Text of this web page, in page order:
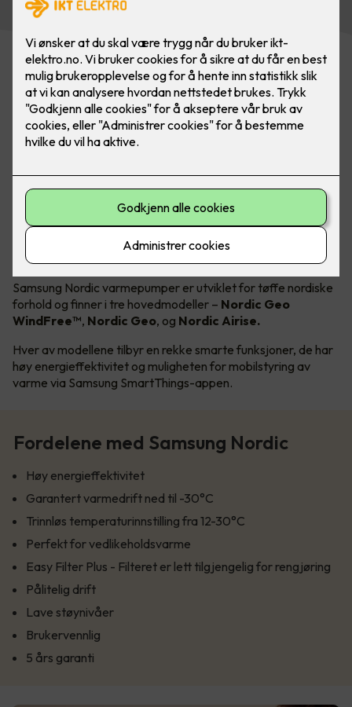
Kommer i 3 forskjellige modeller
Samsung Nordic varmepumper er utviklet for tøffe nordiske
forhold og finner i tre hovedmodeller – Nordic Geo
WindFree™, Nordic Geo, og Nordic Airise.
Hver av modellene tilbyr en rekke smarte funksjoner, de har
høy energieffektivitet og muligheten for mobilstyring av
varme via Samsung SmartThings-appen.
Fordelene med Samsung Nordic
Høy energieffektivitet
Garantert varmedrift ned til -30°C
Trinnløs temperaturinnstilling fra 12-30°C
Perfekt for vedlikeholdsvarme
Easy Filter Plus - Filteret er lett tilgjengelig for rengjøring
Pålitelig drift
Lave støynivåer
Brukervennlig
5 års garanti